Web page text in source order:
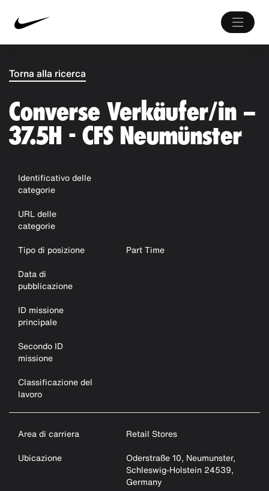
Torna alla ricerca
Converse Verkäufer/in –
37.5H - CFS Neumünster
Identificativo delle
categorie
URL delle
categorie
Tipo di posizione
Part Time
Data di
pubblicazione
ID missione
principale
Secondo ID
missione
Classificazione del
lavoro
Area di carriera
Retail Stores
Ubicazione
Oderstraße 10, Neumunster,
Schleswig-Holstein 24539,
Germany